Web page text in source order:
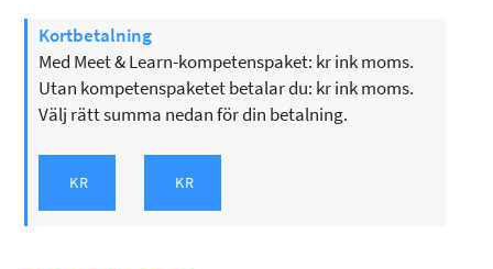
Kortbetalning
Med Meet & Learn-kompetenspaket: kr ink moms.
Utan kompetenspaketet betalar du: kr ink moms.
Välj rätt summa nedan för din betalning.